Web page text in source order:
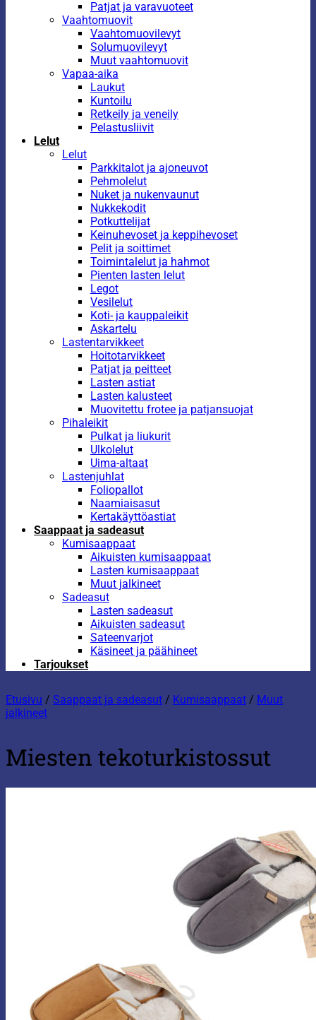
Patjat ja varavuoteet
Vaahtomuovit
Vaahtomuovilevyt
Solumuovilevyt
Muut vaahtomuovit
Vapaa-aika
Laukut
Kuntoilu
Retkeily ja veneily
Pelastusliivit
Lelut
Lelut
Parkkitalot ja ajoneuvot
Pehmolelut
Nuket ja nukenvaunut
Nukkekodit
Potkuttelijat
Keinuhevoset ja keppihevoset
Pelit ja soittimet
Toimintalelut ja hahmot
Pienten lasten lelut
Legot
Vesilelut
Koti- ja kauppaleikit
Askartelu
Lastentarvikkeet
Hoitotarvikkeet
Patjat ja peitteet
Lasten astiat
Lasten kalusteet
Muovitettu frotee ja patjansuojat
Pihaleikit
Pulkat ja liukurit
Ulkolelut
Uima-altaat
Lastenjuhlat
Foliopallot
Naamiaisasut
Kertakäyttöastiat
Saappaat ja sadeasut
Kumisaappaat
Aikuisten kumisaappaat
Lasten kumisaappaat
Muut jalkineet
Sadeasut
Lasten sadeasut
Aikuisten sadeasut
Sateenvarjot
Käsineet ja päähineet
Tarjoukset
Etusivu / Saappaat ja sadeasut / Kumisaappaat / Muut
jalkineet
Miesten tekoturkistossut